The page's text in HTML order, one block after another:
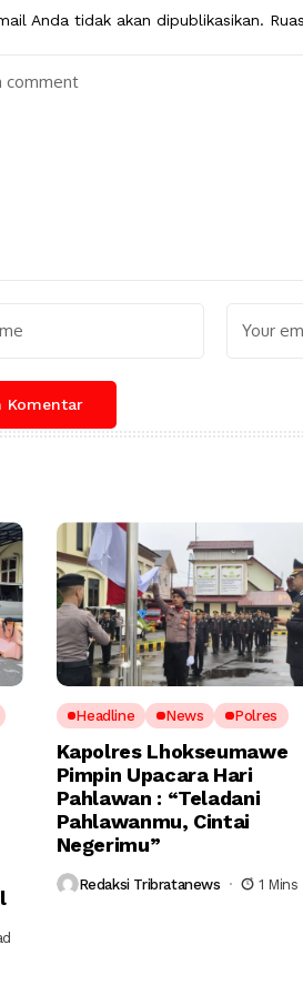
Anda tidak akan dipublikasikan.
Headline News Polres
Kapolres Lhokseumawe
Pimpin Upacara Hari
Pahlawan : “Teladani
Pahlawanmu, Cintai
Negerimu”
Redaksi Tribratanews 1 Mins